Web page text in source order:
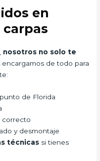
en
nosotros no solo te
encargamos de todo para
de Florida
correcto
y desmontaje
técnicassi tienes